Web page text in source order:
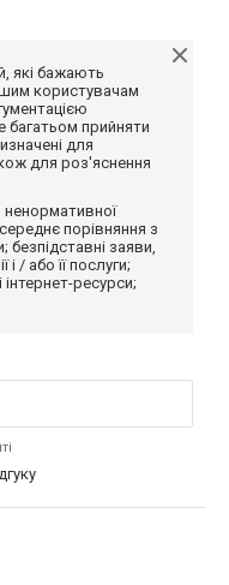
які бажають
користувачам
багатьом прийняти
для
для роз'яснення
порівняння з
заяви,
/ або її послуги;
ресурси;